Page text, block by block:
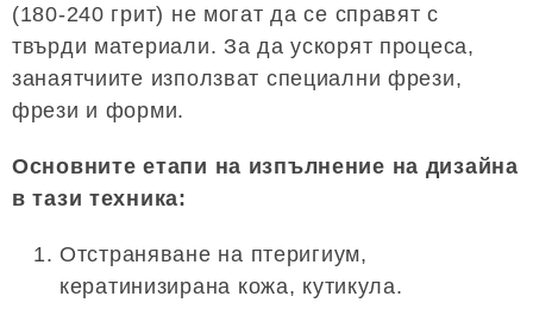
(180-240 грит) не могат да се справят с
твърди материали. За да ускорят процеса,
занаятчиите използват специални фрези,
фрези и форми.
Основните етапи на изпълнение на дизайна
в тази техника:
Отстраняване на птеригиум,
кератинизирана кожа, кутикула.